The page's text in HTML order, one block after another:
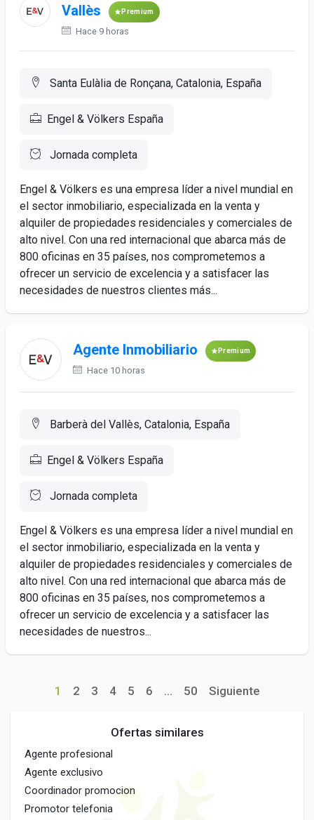
Vallès
Premium
Hace 9 horas
Santa Eulàlia de Ronçana, Catalonia, España
Engel & Völkers España
Jornada completa
Engel & Völkers es una empresa líder a nivel mundial en
el sector inmobiliario, especializada en la venta y
alquiler de propiedades residenciales y comerciales de
alto nivel. Con una red internacional que abarca más de
800 oficinas en 35 países, nos comprometemos a
ofrecer un servicio de excelencia y a satisfacer las
necesidades de nuestros clientes más...
Agente Inmobiliario Premium
Hace 10 horas
Barberà del Vallès, Catalonia, España
Engel & Völkers España
Jornada completa
Engel & Völkers es una empresa líder a nivel mundial en
el sector inmobiliario, especializada en la venta y
alquiler de propiedades residenciales y comerciales de
alto nivel. Con una red internacional que abarca más de
800 oficinas en 35 países, nos comprometemos a
ofrecer un servicio de excelencia y a satisfacer las
necesidades de nuestros...
1 2 3 4 5 6 ... 50 Siguiente
Ofertas similares
Agente profesional
Agente exclusivo
Coordinador promocion
Promotor telefonia